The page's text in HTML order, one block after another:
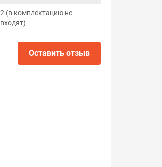
2 (в комплектацию не
входят)
Оставить отзыв